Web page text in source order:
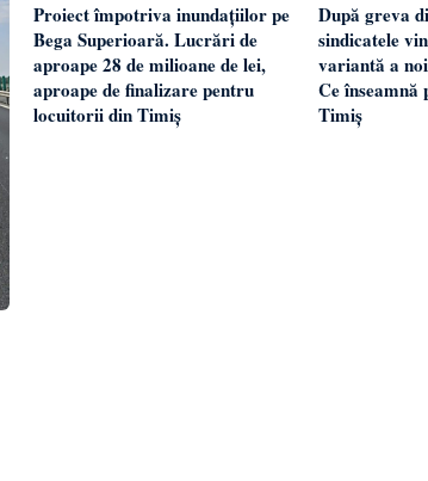
Proiect împotriva inundațiilor pe
Bega Superioară. Lucrări de
aproape 28 de milioane de lei,
aproape de finalizare pentru
locuitorii din Timiș
După greva
sindicatele
variantă a
Ce
Timiș